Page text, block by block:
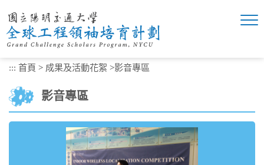
到
主
要
::: 首頁 > 成果及活動花絮 >影音專區
影音專區